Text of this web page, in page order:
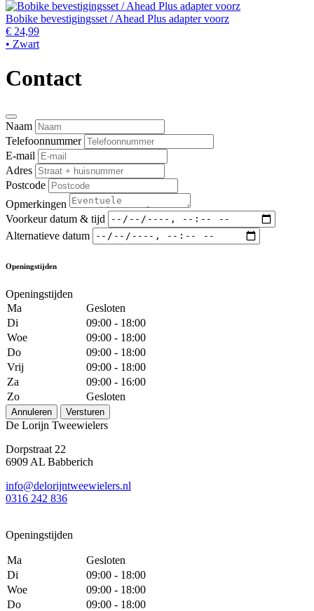
Bobike bevestigingsset / Ahead Plus adapter voorz
€ 24,99
• Zwart
Contact
Naam
Telefoonnummer
E-mail
Adres
Postcode
Opmerkingen
Voorkeur datum & tijd
Alternatieve datum
Openingstijden
Openingstijden
Ma
Gesloten
Di
09:00 - 18:00
Woe
09:00 - 18:00
Do
09:00 - 18:00
Vrij
09:00 - 18:00
Za
09:00 - 16:00
Zo
Gesloten
Annuleren Versturen
De Lorijn Tweewielers
Dorpstraat 22
6909 AL Babberich
info@delorijntweewielers.nl
0316 242 836
Openingstijden
Ma
Gesloten
Di
09:00 - 18:00
Woe
09:00 - 18:00
Do
09:00 - 18:00